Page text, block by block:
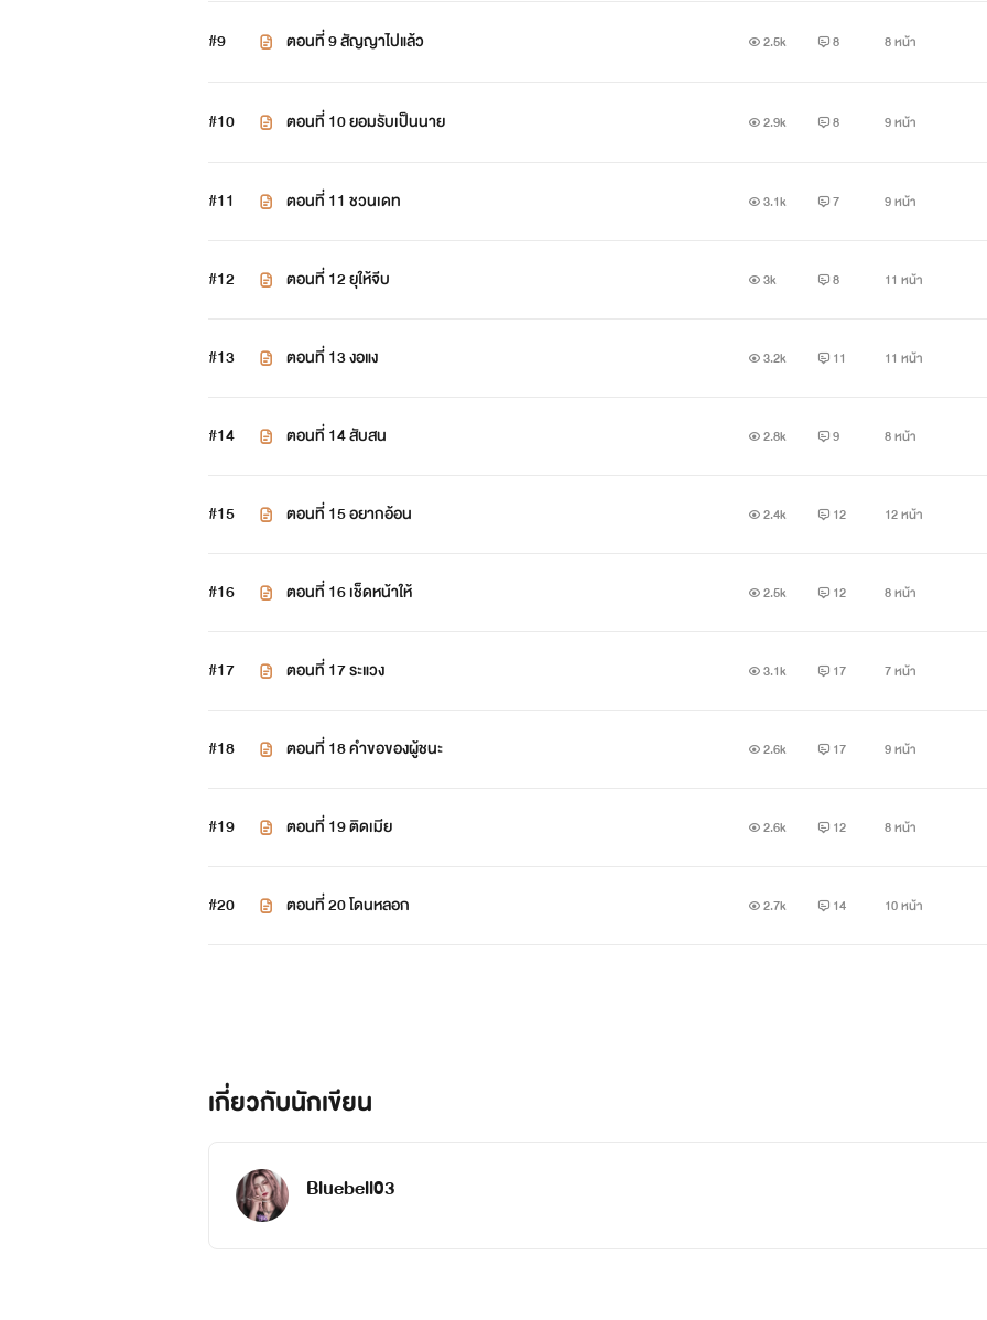
#9 ตอนที่ 9 สัญญาไปแล้ว 2.5k 8 8 หน้า
#10 ตอนที่ 10 ยอมรับเป็นนาย 2.9k 8 9 หน้า
#11 ตอนที่ 11 ชวนเดท 3.1k 7 9 หน้า
#12 ตอนที่ 12 ยุให้จีบ 3k 8 11 หน้า
#13 ตอนที่ 13 งอแง 3.2k 11 11 หน้า
#14 ตอนที่ 14 สับสน 2.8k 9 8 หน้า
#15 ตอนที่ 15 อยากอ้อน 2.4k 12 12 หน้า
#16 ตอนที่ 16 เช็ดหน้าให้ 2.5k 12 8 หน้า
#17 ตอนที่ 17 ระแวง 3.1k 17 7 หน้า
#18 ตอนที่ 18 คำขอของผู้ชนะ 2.6k 17 9 หน้า
#19 ตอนที่ 19 ติดเมีย 2.6k 12 8 หน้า
#20 ตอนที่ 20 โดนหลอก 2.7k 14 10 หน้า
เกี่ยวกับนักเขียน
Bluebell03